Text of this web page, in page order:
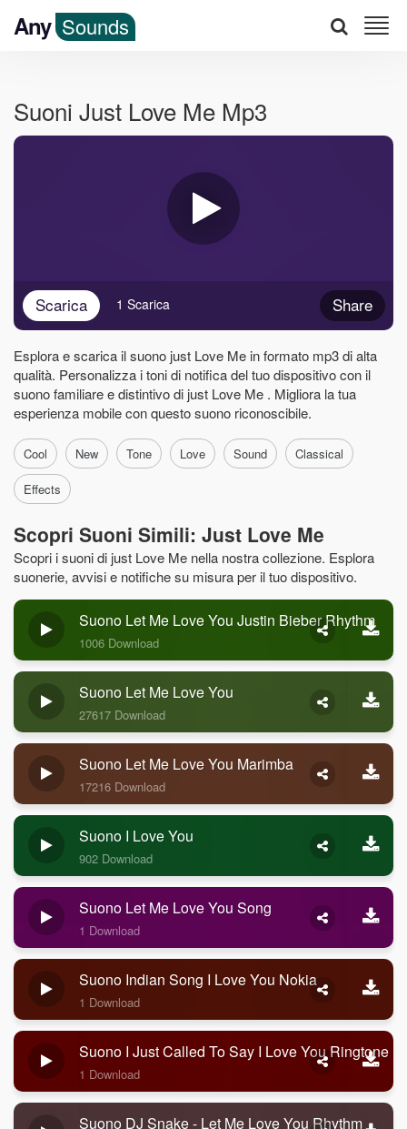
Any Sounds
Suoni Just Love Me Mp3
Scarica Share
1 Scarica
Esplora e scarica il suono just Love Me in formato mp3 di alta
qualità. Personalizza i toni di notifica del tuo dispositivo con il
suono familiare e distintivo di just Love Me . Migliora la tua
esperienza mobile con questo suono riconoscibile.
Cool New Tone Love Sound Classical
Effects
Scopri Suoni Simili: Just Love Me
Scopri i suoni di just Love Me nella nostra collezione. Esplora
suonerie, avvisi e notifiche su misura per il tuo dispositivo.
Suono Let Me Love You Justin Bieber Rhythm
1006 Download
Suono Let Me Love You
27617 Download
Suono Let Me Love You Marimba
17216 Download
Suono I Love You
902 Download
Suono Let Me Love You Song
1 Download
Suono Indian Song I Love You Nokia
1 Download
Suono I Just Called To Say I Love You Ringtone
1 Download
Suono DJ Snake - Let Me Love You Rhythm